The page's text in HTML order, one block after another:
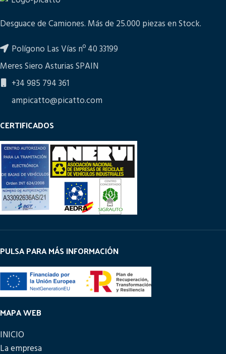
Desguace de Camiones. Más de 25.000 piezas en Stock.
Polígono Las Vías nº 40 33199
Meres Siero Asturias SPAIN
+34 985 794 361
ampicatto@picatto.com
CERTIFICADOS
PULSA PARA MÁS INFORMACIÓN
MAPA WEB
INICIO
La empresa